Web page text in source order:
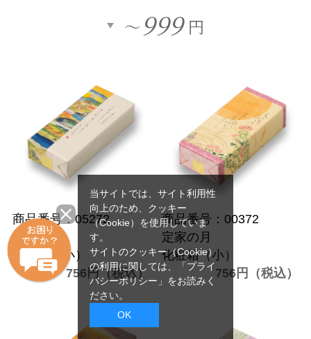
～ 999 円
商品番号：05272
嵯峨乃焼
化粧箱（小）
756円（税込）
商品番号：00372
定家の月
化粧箱（小）
756円（税込）
当サイトでは、サイト利用性
向上のため、クッキー
（Cookie）を使用していま
す。
サイトのクッキー（Cookie）
の利用に関しては、
「プライ
バシーポリシー」 をお読みく
ださい。
OK